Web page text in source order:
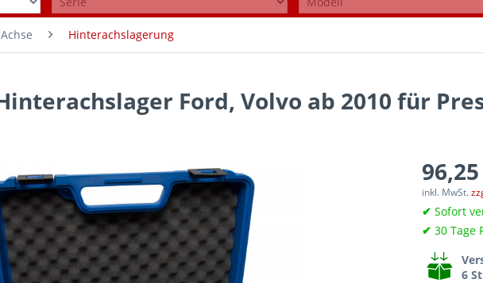
Hinterachslagerung
Ford, Volvo ab 2010 für
inkl. MwSt.
✔ Sofort
✔ 30 Tage
6